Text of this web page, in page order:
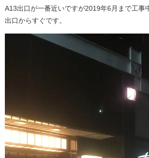
A13出口が一番近いですが2019年6月まで工事
出口からすぐです。